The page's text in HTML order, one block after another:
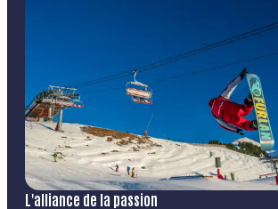
L'alliance de la passion